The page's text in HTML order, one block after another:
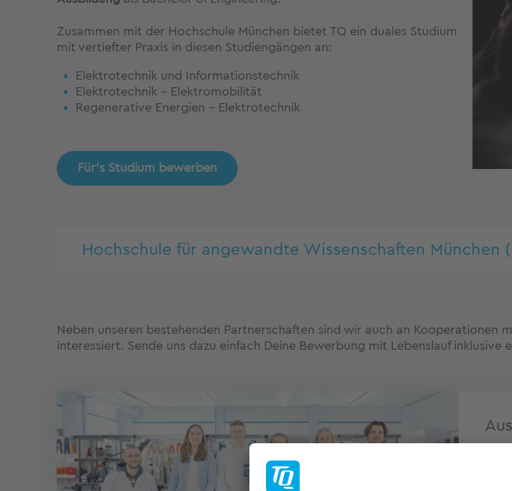
Zusammen mit der Hochschule München bietet TQ ein duales Studium
mit vertiefter Praxis in diesen Studiengängen an:
Elektrotechnik und Informationstechnik
Elektrotechnik - Elektromobilität
Regenerative Energien - Elektrotechnik
Für's Studium bewerben
Hochschule für angewandte Wissenschaften München
Neben unseren bestehenden Partnerschaften sind wir auch an Kooperationen
interessiert. Sende uns dazu einfach Deine Bewerbung mit Lebenslauf inklusive
Du